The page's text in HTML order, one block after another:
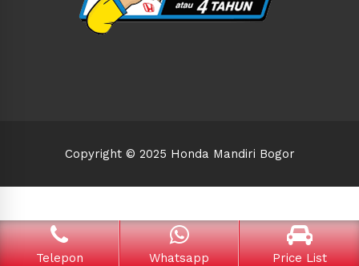
Copyright © 2025 Honda Mandiri Bogor
Telepon Whatsapp Price List